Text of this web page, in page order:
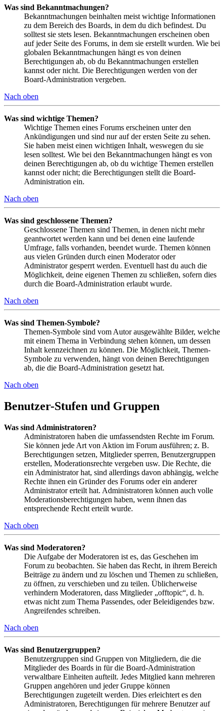
Was sind Bekanntmachungen?
Bekanntmachungen beinhalten meist wichtige Informationen
zu dem Bereich des Boards, in dem du dich befindest. Du
solltest sie stets lesen. Bekanntmachungen erscheinen oben
auf jeder Seite des Forums, in dem sie erstellt wurden. Wie bei
globalen Bekanntmachungen hängt es von deinen
Berechtigungen ab, ob du Bekanntmachungen erstellen
kannst oder nicht. Die Berechtigungen werden von der
Board-Administration vergeben.
Nach oben
Was sind wichtige Themen?
Wichtige Themen eines Forums erscheinen unter den
Ankündigungen und sind nur auf der ersten Seite zu sehen.
Sie haben meist einen wichtigen Inhalt, weswegen du sie
lesen solltest. Wie bei den Bekanntmachungen hängt es von
deinen Berechtigungen ab, ob du wichtige Themen erstellen
kannst oder nicht; die Berechtigungen stellt die Board-
Administration ein.
Nach oben
Was sind geschlossene Themen?
Geschlossene Themen sind Themen, in denen nicht mehr
geantwortet werden kann und bei denen eine laufende
Umfrage, falls vorhanden, beendet wurde. Themen können
aus vielen Gründen durch einen Moderator oder
Administrator gesperrt werden. Eventuell hast du auch die
Möglichkeit, deine eigenen Themen zu schließen, sofern dies
durch die Board-Administration erlaubt wurde.
Nach oben
Was sind Themen-Symbole?
Themen-Symbole sind vom Autor ausgewählte Bilder, welche
mit einem Thema in Verbindung stehen können, um dessen
Inhalt kennzeichnen zu können. Die Möglichkeit, Themen-
Symbole zu verwenden, hängt von deinen Berechtigungen
ab, die die Board-Administration gesetzt hat.
Nach oben
Benutzer-Stufen und Gruppen
Was sind Administratoren?
Administratoren haben die umfassendsten Rechte im Forum.
Sie können jede Art von Aktion im Forum ausführen; z. B.
Berechtigungen setzen, Mitglieder sperren, Benutzergruppen
erstellen, Moderationsrechte vergeben usw. Die Rechte, die
ein Administrator hat, sind allerdings davon abhängig, welche
Rechte ihnen ein Gründer des Forums oder ein anderer
Administrator erteilt hat. Administratoren können auch volle
Moderationsberechtigungen haben, wenn ihnen das
entsprechende Recht erteilt wurde.
Nach oben
Was sind Moderatoren?
Die Aufgabe der Moderatoren ist es, das Geschehen im
Forum zu beobachten. Sie haben das Recht, in ihrem Bereich
Beiträge zu ändern und zu löschen und Themen zu schließen,
zu öffnen, zu verschieben und zu teilen. Üblicherweise
verhindern Moderatoren, dass Mitglieder „offtopic“, d. h.
etwas nicht zum Thema Passendes, oder Beleidigendes bzw.
Angreifendes schreiben.
Nach oben
Was sind Benutzergruppen?
Benutzergruppen sind Gruppen von Mitgliedern, die die
Mitglieder des Boards in für die Board-Administration
verwaltbare Einheiten aufteilt. Jedes Mitglied kann mehreren
Gruppen angehören und jeder Gruppe können
Berechtigungen zugeteilt werden. Dies erleichtert es den
Administratoren, Berechtigungen für mehrere Benutzer auf